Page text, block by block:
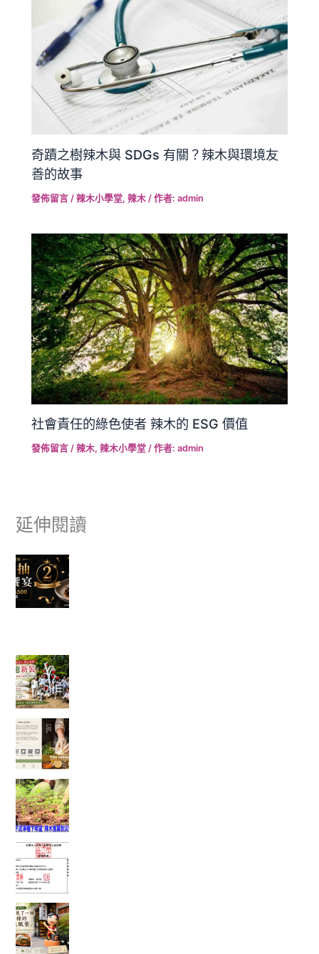
奇蹟之樹辣木與 SDGs 有關？辣木與環境友
善的故事
發佈留言 /辣木小學堂,辣木 / 作者:admin
社會責任的綠色使者 辣木的 ESG 價值
發佈留言 /辣木,辣木小學堂 / 作者:admin
延伸閱讀